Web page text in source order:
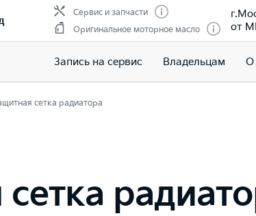
Сервис и запчасти
Оригинальное моторное масло
от
Запись на сервис Владельцам О
сетка радиатора